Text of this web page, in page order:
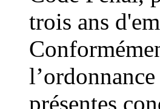
trois ans
présentes